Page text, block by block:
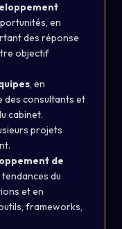
en
des réponse
objectif
, en
des consultants et
cabinet.
projets
de
du
et en
frameworks,